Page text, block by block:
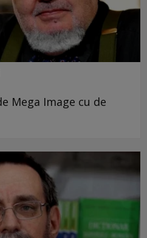
Mega Image cu de